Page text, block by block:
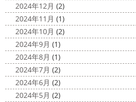
みなさんこんにちは(^O^)
が、みなさんはいかがお過ごしです
サンシャイン水族館に行きました
館内はとても賑わっていました
...
2020/11/19
海に行きたい…
塗装専門店＊
最近は暖かくて過
ね
弊社ライダーの脇祐史君はバ
行きたいーーーーー!!! 写真が送られ
していきますね
ット
2024年12月 (2)
2024年11月 (1)
2024年10月 (2)
2024年9月 (1)
2024年8月 (1)
2024年7月 (2)
2024年6月 (2)
2024年5月 (2)